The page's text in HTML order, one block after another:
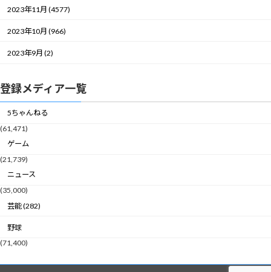
2023年11月 (4577)
2023年10月 (966)
2023年9月 (2)
登録メディア一覧
5ちゃんねる
(61,471)
ゲーム
(21,739)
ニュース
(35,000)
芸能 (282)
野球
(71,400)